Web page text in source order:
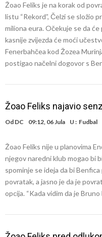
Žoao Feliks je na korak od
listu “Rekord”, Čelzi se složio
miliona eura. Očekuje se da
kasnije zvijezda će moći
Fenerbahčea kod Žozea
postigao načelni dogovor s
Žoao Feliks najavio
Od DC 09:12, 06 Jula U : Fudbal
Žoao Feliks nije u planovima
njegov naredni klub mogao bi
spominje se ideja da bi
povratak, a jasno je da je
opcija. “Kada vidim da je